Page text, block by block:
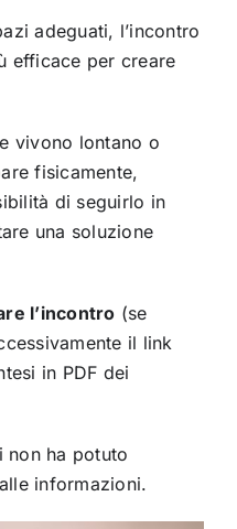
adeguati, l’incontro
efficace per creare
vivono lontano o
fisicamente,
di seguirlo in
una soluzione
l’incontro (se
il link
in PDF dei
non ha potuto
informazioni.